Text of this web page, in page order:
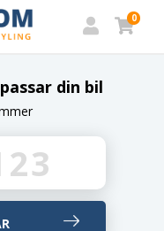
0
din bil